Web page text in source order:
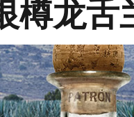
樽龙舌